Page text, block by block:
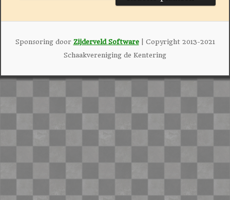
Sponsoring door Zijderveld Software| Copyright 2013-2021
Schaakvereniging de Kentering